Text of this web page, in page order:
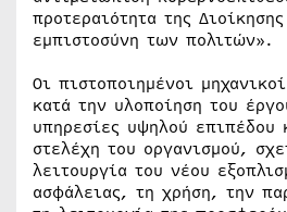
προτεραιότητα της
εμπιστοσύνη των πολιτών».
Οι πιστοποιημένοι
κατά την υλοποίηση του
υπηρεσίες υψηλού επιπέδου
στελέχη του οργανισμού,
λειτουργία του νέου
ασφάλειας, τη χρήση, την